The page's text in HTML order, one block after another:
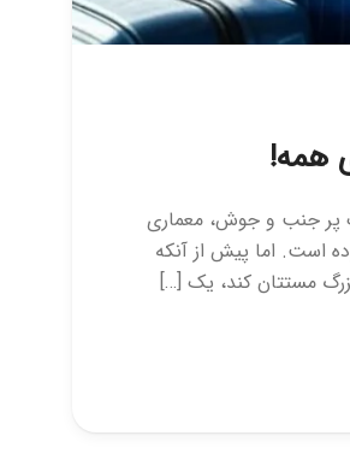
همه!
پر جنب و جوش، معماری
است. اما پیش از آنکه
مستتان کند، یک […]